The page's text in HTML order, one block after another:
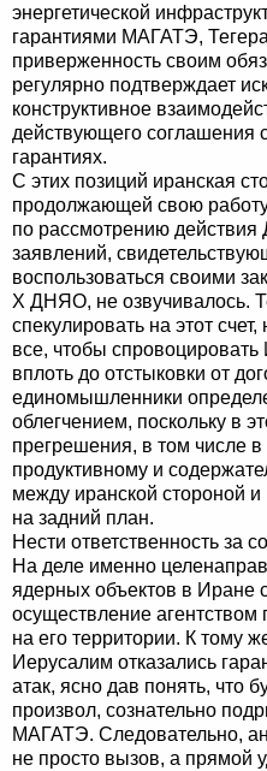
энергетической
гарантиями МАГАТЭ,
приверженность своим
регулярно подтверждает
конструктивное
действующего
гарантиях.
С этих позиций иранская
продолжающей свою
по рассмотрению
заявлений,
воспользоваться своими
X ДНЯО, не озвучивалось.
спекулировать на этот
все, чтобы
вплоть до отстыковки от
единомышленники
облегчением, поскольку в
прегрешения, в том числе
продуктивному и
между иранской стороной
на задний план.
Нести ответственность за
На деле именно
ядерных объектов в Иране
осуществление агентством
на его территории. К тому
Иерусалим отказались
атак, ясно дав понять, что
произвол, сознательно
МАГАТЭ. Следовательно,
не просто вызов, а прямой